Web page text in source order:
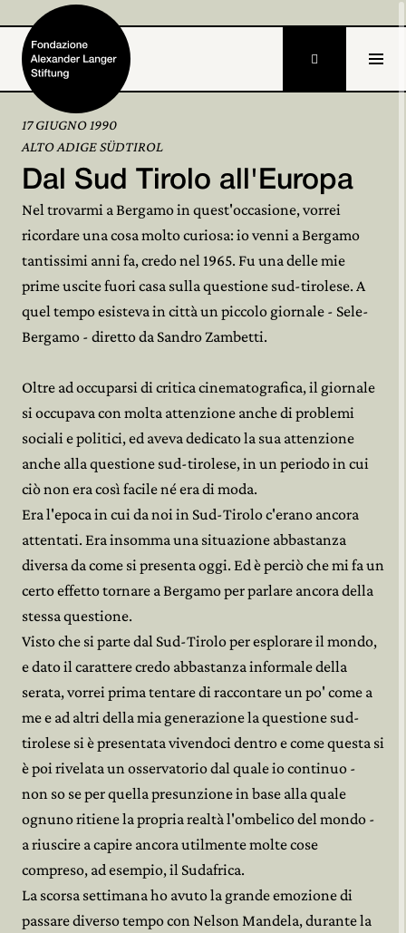
Attività e progetti
Alexander Langer
Archivio

17 GIUGNO 1990
ALTO ADIGE SÜDTIROL
Dal Sud Tirolo all'Europa
Nel trovarmi a Bergamo in quest'occasione, vorrei
ricordare una cosa molto curiosa: io venni a Bergamo
tantissimi anni fa, credo nel 1965. Fu una delle mie
prime uscite fuori casa sulla questione sud-tirolese. A
quel tempo esisteva in città un piccolo giornale - Sele-
Bergamo - diretto da Sandro Zambetti.
Oltre ad occuparsi di critica cinematografica, il giornale
si occupava con molta attenzione anche di problemi
sociali e politici, ed aveva dedicato la sua attenzione
anche alla questione sud-tirolese, in un periodo in cui
ciò non era così facile né era di moda.
Era l'epoca in cui da noi in Sud-Tirolo c'erano ancora
attentati. Era insomma una situazione abbastanza
diversa da come si presenta oggi. Ed è perciò che mi fa un
certo effetto tornare a Bergamo per parlare ancora della
stessa questione.
Visto che si parte dal Sud-Tirolo per esplorare il mondo,
e dato il carattere credo abbastanza informale della
serata, vorrei prima tentare di raccontare un po' come a
me e ad altri della mia generazione la questione sud-
tirolese si è presentata vivendoci dentro e come questa si
è poi rivelata un osservatorio dal quale io continuo -
non so se per quella presunzione in base alla quale
ognuno ritiene la propria realtà l'ombelico del mondo -
a riuscire a capire ancora utilmente molte cose
compreso, ad esempio, il Sudafrica.
La scorsa settimana ho avuto la grande emozione di
passare diverso tempo con Nelson Mandela, durante la